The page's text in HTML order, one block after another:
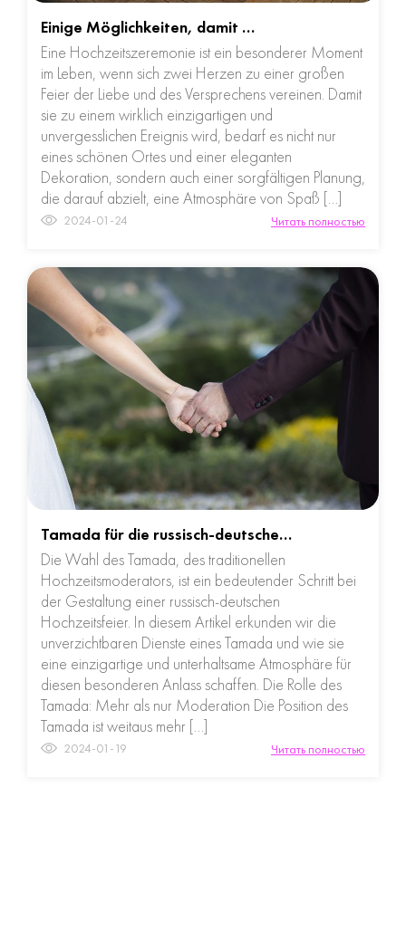
Einige Möglichkeiten, damit …
Eine Hochzeitszeremonie ist ein besonderer Moment
im Leben, wenn sich zwei Herzen zu einer großen
Feier der Liebe und des Versprechens vereinen. Damit
sie zu einem wirklich einzigartigen und
unvergesslichen Ereignis wird, bedarf es nicht nur
eines schönen Ortes und einer eleganten
Dekoration, sondern auch einer sorgfältigen Planung,
die darauf abzielt, eine Atmosphäre von Spaß […]
2024-01-24 Читать полностью
Tamada für die russisch-deutsche…
Die Wahl des Tamada, des traditionellen
Hochzeitsmoderators, ist ein bedeutender Schritt bei
der Gestaltung einer russisch-deutschen
Hochzeitsfeier. In diesem Artikel erkunden wir die
unverzichtbaren Dienste eines Tamada und wie sie
eine einzigartige und unterhaltsame Atmosphäre für
diesen besonderen Anlass schaffen. Die Rolle des
Tamada: Mehr als nur Moderation Die Position des
Tamada ist weitaus mehr […]
2024-01-19 Читать полностью